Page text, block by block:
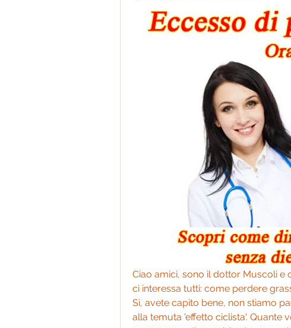
Ciao amici, sono il dottor Muscoli
ci interessa tutti: come perdere
Sì, avete capito bene, non stiamo
alla temuta 'effetto ciclista'. Quante